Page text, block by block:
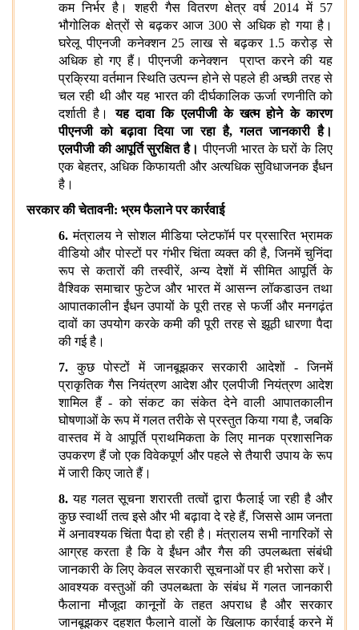
कम निर्भर है। शहरी गैस वितरण क्षेत्र वर्ष 2014 में 57
भौगोलिक क्षेत्रों से बढ़कर आज 300 से अधिक हो गया है।
घरेलू पीएनजी कनेक्शन 25 लाख से बढ़कर 1.5 करोड़ से
अधिक हो गए हैं। पीएनजी कनेक्‍शन प्राप्‍त करने की यह
प्रक्रिया वर्तमान स्थिति उत्पन्न होने से पहले ही अच्छी तरह से
चल रही थी और यह भारत की दीर्घकालिक ऊर्जा रणनीति को
दर्शाती है।यह दावा कि एलपीजी के खत्म होने के कारण
पीएनजी को बढ़ावा दिया जा रहा है, गलत जानकारी है।
एलपीजी की आपूर्ति सुरक्षित है। पीएनजी भारत के घरों के लिए
एक बेहतर, अधिक किफायती और अत्यधिक सुविधाजनक ईंधन
है।
सरकार की चेतावनी: भ्रम फैलाने पर कार्रवाई
6.मंत्रालय ने सोशल मीडिया प्लेटफॉर्म पर प्रसारित भ्रामक
वीडियो और पोस्टों पर गंभीर चिंता व्यक्त की है, जिनमें चुनिंदा
रूप से कतारों की तस्‍वीरें, अन्य देशों में सीमित आपूर्ति के
वैश्विक समाचार फुटेज और भारत में आसन्न लॉकडाउन तथा
आपातकालीन ईंधन उपायों के पूरी तरह से फर्जी और मनगढ़ंत
दावों का उपयोग करके कमी की पूरी तरह से झूठी धारणा पैदा
की गई है।
7. कुछ पोस्टों में जानबूझकर सरकारी आदेशों - जिनमें
प्राकृतिक गैस नियंत्रण आदेश और एलपीजी नियंत्रण आदेश
शामिल हैं - को संकट का संकेत देने वाली आपातकालीन
घोषणाओं के रूप में गलत तरीके से प्रस्तुत किया गया है, जबकि
वास्तव में वे आपूर्ति प्राथमिकता के लिए मानक प्रशासनिक
उपकरण हैं जो एक विवेकपूर्ण और पहले से तैयारी उपाय के रूप
में जारी किए जाते हैं।
8.यह गलत सूचना शरारती तत्वों द्वारा फैलाई जा रही है और
कुछ स्वार्थी तत्व इसे और भी बढ़ावा दे रहे हैं, जिससे आम जनता
में अनावश्यक चिंता पैदा हो रही है। मंत्रालय सभी नागरिकों से
आग्रह करता है कि वे ईंधन और गैस की उपलब्धता संबंधी
जानकारी के लिए केवल सरकारी सूचनाओं पर ही भरोसा करें।
आवश्यक वस्तुओं की उपलब्धता के संबंध में गलत जानकारी
फैलाना मौजूदा कानूनों के तहत अपराध है और सरकार
जानबूझकर दहशत फैलाने वालों के खिलाफ कार्रवाई करने में